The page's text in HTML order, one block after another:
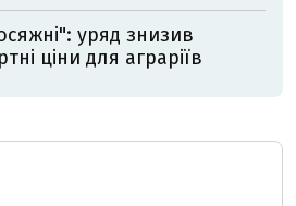
уряд знизив
ціни для аграріїв